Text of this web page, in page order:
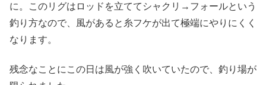
に。このリグはロッドを立ててシャクリ→フォールという
釣り方なので、風があると糸フケが出て極端にやりにくく
なります。
残念なことにこの日は風が強く吹いていたので、釣り場が